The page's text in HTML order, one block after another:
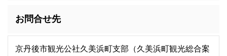
お問合せ先
京丹後市観光公社久美浜町支部（久美浜町観光総合案